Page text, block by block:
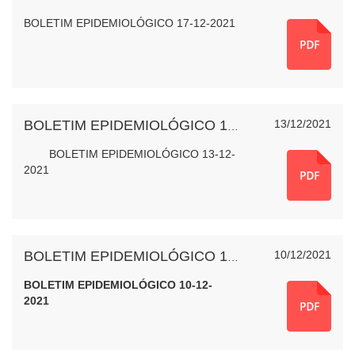
BOLETIM EPIDEMIOLÓGICO 17-12-2021
13/12/2021
BOLETIM EPIDEMIOLÓGICO 13-12-
2021
10/12/2021
BOLETIM EPIDEMIOLÓGICO 10-12-
2021